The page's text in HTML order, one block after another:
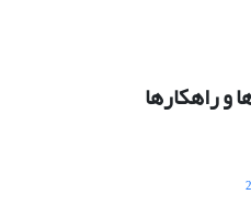
و راهکارها
2